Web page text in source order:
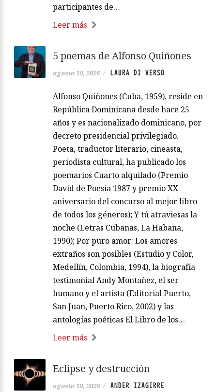
participantes de…
Leer más
5 poemas de Alfonso Quiñones
agosto 10, 2026 / LAURA DI VERSO
Alfonso Quiñones (Cuba, 1959), reside en
República Dominicana desde hace 25
años y es nacionalizado dominicano, por
decreto presidencial privilegiado.
Poeta, traductor literario, cineasta,
periodista cultural, ha publicado los
poemarios Cuarto alquilado (Premio
David de Poesía 1987 y premio XX
aniversario del concurso al mejor libro
de todos los géneros); Y tú atraviesas la
noche (Letras Cubanas, La Habana,
1990); Por puro amor: Los amores
extraños son posibles (Estudio y Color,
Medellín, Colombia, 1994), la biografía
testimonial Andy Montañez, el ser
humano y el artista (Editorial Puerto,
San Juan, Puerto Rico, 2002) y las
antologías poéticas El Libro de los…
Leer más
Eclipse y destrucción
agosto 10, 2026 / ANDER IZAGIRRE